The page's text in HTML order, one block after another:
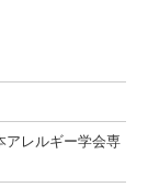
アレルギー学会専